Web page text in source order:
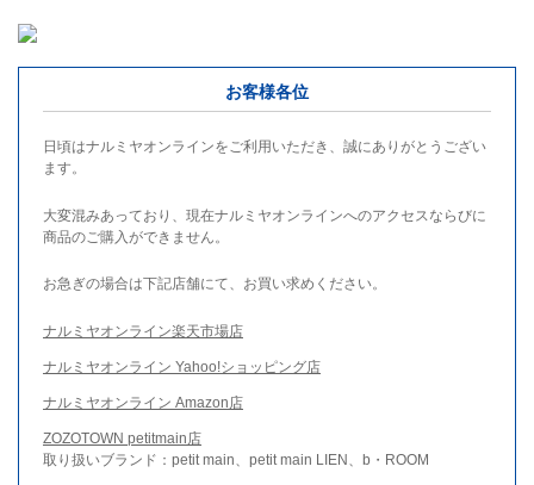
お客様各位
日頃はナルミヤオンラインをご利用いただき、誠にありがとうござい
ます。
大変混みあっており、現在ナルミヤオンラインへのアクセスならびに
商品のご購入ができません。
お急ぎの場合は下記店舗にて、お買い求めください。
ナルミヤオンライン楽天市場店
ナルミヤオンライン Yahoo!ショッピング店
ナルミヤオンライン Amazon店
ZOZOTOWN petitmain店
取り扱いブランド：petit main、petit main LIEN、b・ROOM